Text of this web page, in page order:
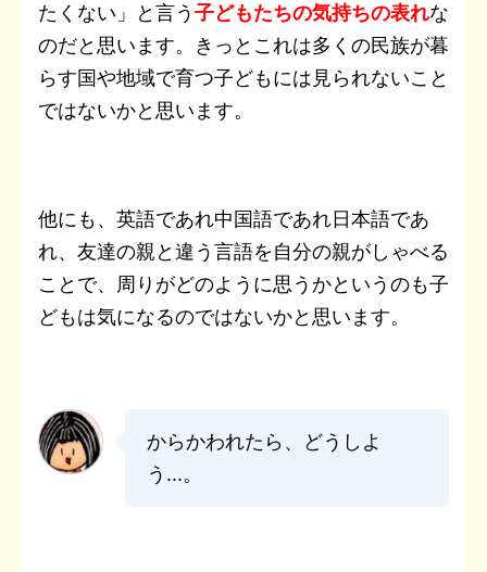
たくない」と言う子どもたちの気持ちの表れな
のだと思います。きっとこれは多くの民族が暮
らす国や地域で育つ子どもには見られないこと
ではないかと思います。
他にも、英語であれ中国語であれ日本語であ
れ、友達の親と違う言語を自分の親がしゃべる
ことで、周りがどのように思うかというのも子
どもは気になるのではないかと思います。
からかわれたら、どうしよ
う...。